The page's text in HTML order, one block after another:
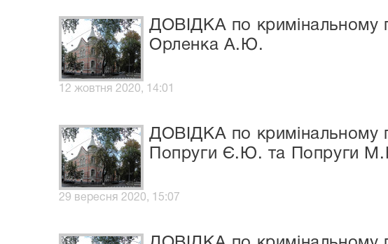
ДОВІДКА по кримінальному
Орленка А.Ю.
12 жовтня 2020, 14:01
ДОВІДКА по кримінальному
Попруги Є.Ю. та Попруги
29 вересня 2020, 15:07